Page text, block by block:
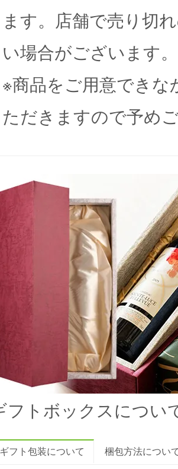
ます。店舗で売り切
い場合がございます。
※商品をご用意でき
ただきますので予め
フトボックスについ
ギフト包装について 梱包方法につい